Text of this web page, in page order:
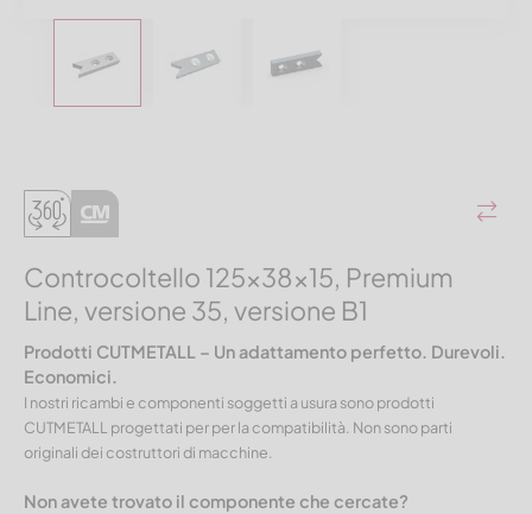
Controcoltello 125x38x15, Premium
Line, versione 35, versione B1
Prodotti CUTMETALL – Un adattamento perfetto. Durevoli.
Economici.
I nostri ricambi e componenti soggetti a usura sono prodotti
CUTMETALL progettati per per la compatibilità. Non sono parti
originali dei costruttori di macchine.
Non avete trovato il componente che cercate?